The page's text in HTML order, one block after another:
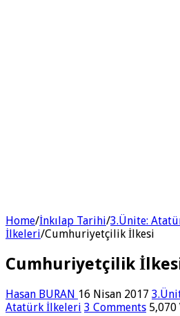
Home/İnkılap Tarihi/3.Ünite:
İlkeleri/Cumhuriyetçilik İlkesi
Cumhuriyetçilik
Hasan BURAN 16 Nisan 2017
Atatürk İlkeleri 3 Comments 5,070